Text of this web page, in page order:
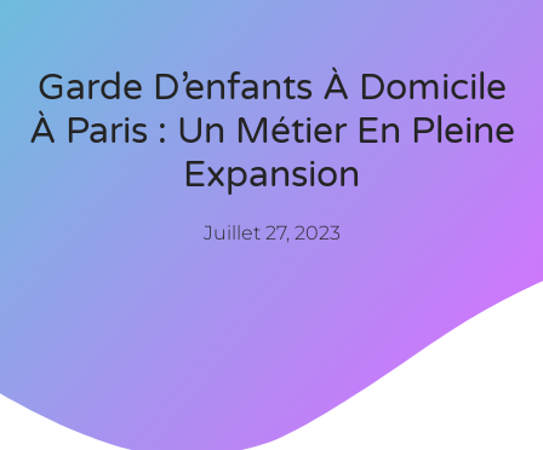
Garde D’enfants À Domicile
À Paris : Un Métier En Pleine
Expansion
Juillet 27, 2023